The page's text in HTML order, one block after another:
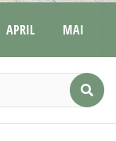
APRIL MAI